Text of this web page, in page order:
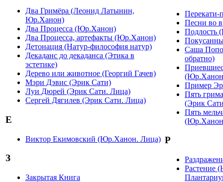
Два Гримёра (Леонид Латынин,
Юр.Ханон)
Два Процесса (Юр.Ханон)
Два Процесса, артефакты (Юр.Ханон)
Детонация (Натур-философия натур)
Декаданс до декаданса (Этика в
эстетике)
Дерево или животное (Георгий Гачев)
Мэри Дэвис (Эрик Сати)
Луи Дюрей (Эрик Сати. Лица)
Сергей Дягилев (Эрик Сати. Лица)
Е
Виктор Екимовский (Юр.Ханон. Лица)
З
Закрытая Книга
Перекати-
Песни во
Подлость
Саша
обратно)
Пример
Пять
(Эрик
Пять
Р
Растение